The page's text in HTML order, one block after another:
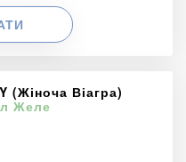
(Жіноча Віагра)
Желе